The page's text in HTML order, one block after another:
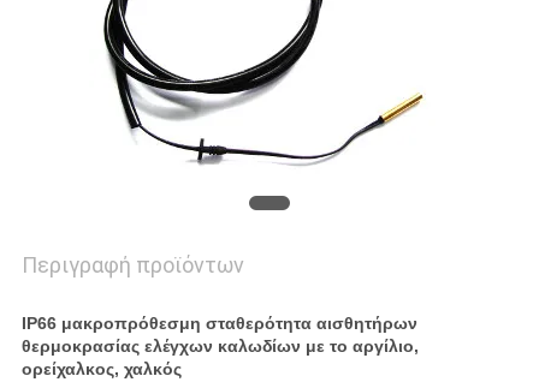
Περιγραφή προϊόντων
IP66 μακροπρόθεσμη σταθερότητα αισθητήρων
θερμοκρασίας ελέγχων καλωδίων με το αργίλιο,
ορείχαλκος, χαλκός